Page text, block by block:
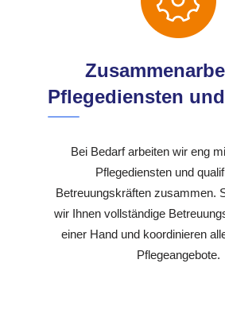
Pflegediensten
Bei Bedarf arbeiten wir eng
Pflegediensten und
Betreuungskräften zusammen.
wir Ihnen vollständige
einer Hand und koordinieren
Pflegeangebote.